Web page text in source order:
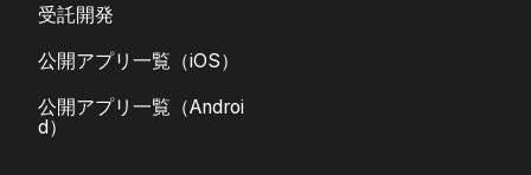
受託開発
公開アプリ一覧（iOS）
公開アプリ一覧（Androi
d）